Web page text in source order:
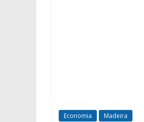
Economia Madeira